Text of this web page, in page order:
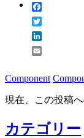
Component
現在、この投稿
カテゴリー